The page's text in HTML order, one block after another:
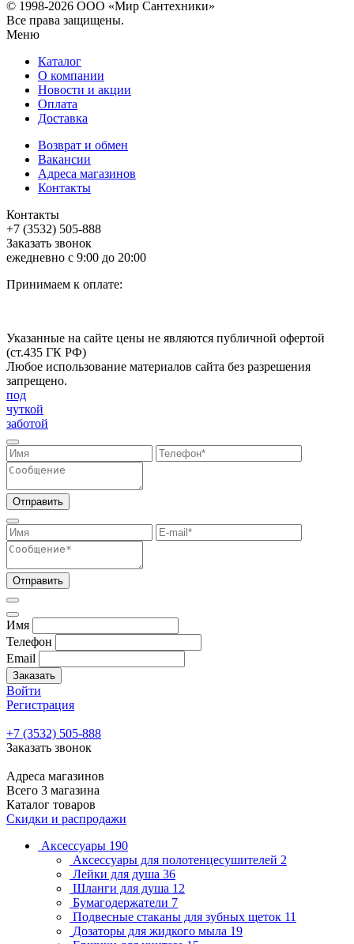
© 1998-2026 ООО «Мир Сантехники»
Все права защищены.
Меню
Каталог
О компании
Новости и акции
Оплата
Доставка
Возврат и обмен
Вакансии
Адреса магазинов
Контакты
Контакты
+7 (3532) 505-888
Заказать звонок
ежедневно с 9:00 до 20:00
Принимаем к оплате:
Указанные на сайте цены не являются публичной офертой
(ст.435 ГК РФ)
Любое использование материалов сайта без разрешения
запрещено.
под
чуткой
заботой
Отправить
Отправить
Имя
Телефон
Email
Заказать
Войти
Регистрация
+7 (3532) 505-888
Заказать звонок
Адреса магазинов
Всего 3 магазина
Каталог товаров
Скидки и распродажи
Аксессуары 190
Аксессуары для полотенцесушителей 2
Лейки для душа 36
Шланги для душа 12
Бумагодержатели 7
Подвесные стаканы для зубных щеток 11
Дозаторы для жидкого мыла 19